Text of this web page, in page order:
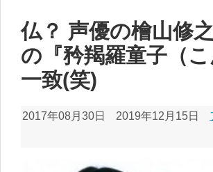
仏？ 声優の檜山修
の『矜羯羅童子（
一致(笑)
2017年08月30日 2019年12月15日